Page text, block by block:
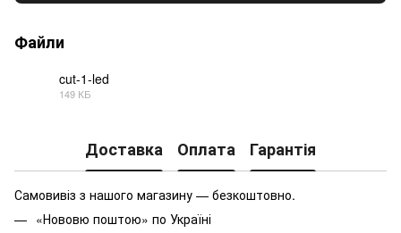
Файли
cut-1-led
149 КБ
Доставка Оплата Гарантія
Самовивіз з нашого магазину — безкоштовно.
«Нововю поштою» по Україні